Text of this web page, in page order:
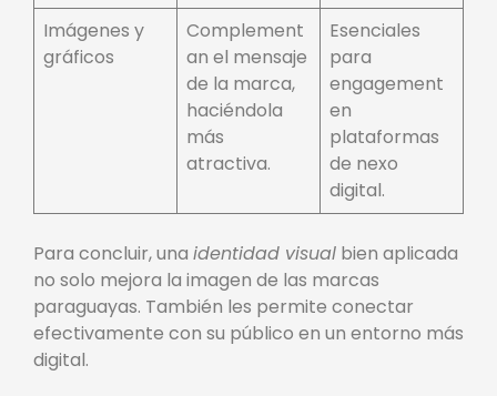
Imágenes y
gráficos
Complement
an el mensaje
de la marca,
haciéndola
más
atractiva.
Esenciales
para
engagement
en
plataformas
de nexo
digital.
Para concluir, una identidad visual bien aplicada
no solo mejora la imagen de las marcas
paraguayas. También les permite conectar
efectivamente con su público en un entorno más
digital.